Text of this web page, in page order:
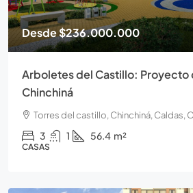
Desde$236.000.000
Arboletes del Castillo: Proyecto
Chinchiná
Torres del castillo, Chinchiná, Caldas,
3 1 56.4 m²
CASAS